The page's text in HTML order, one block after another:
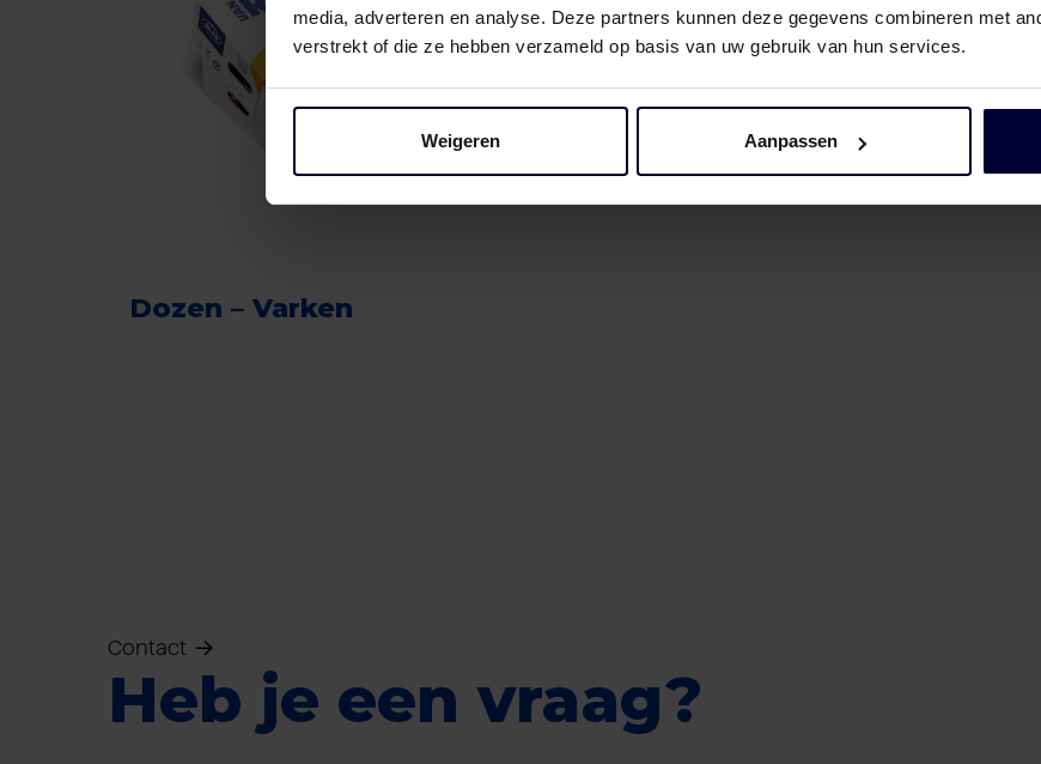
media, adverteren en analyse. Deze partners kunnen deze gegevens combineren met
verstrekt of die ze hebben verzameld op basis van uw gebruik van hun services.
Weigeren Aanpassen
Dozen – Varken
Contact
Heb je een vraag?